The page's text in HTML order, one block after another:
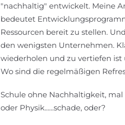
"nachhaltig" entwickelt. Meine
bedeutet
Ressourcen bereit zu stellen.
den wenigsten Unternehmen.
wiederholen und zu vertiefen
Wo sind die regelmäßigen
Schule ohne Nachhaltigkeit, mal
oder Physik......schade, oder?